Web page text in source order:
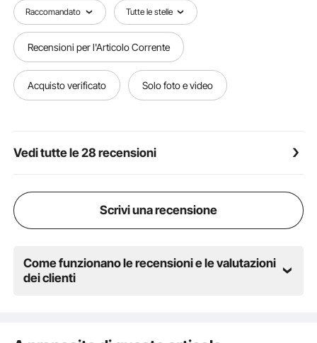
materiale plastico ABS di alta qualità e bordi lisci.
Ottima idea regalo: questo gatto robot intelligente è
un regalo fantastico per i bambini! È ipoallergenico,
stimola la creatività e la fantasia ed è perfetto per
ogni occasione, che si tratti di una vacanza o
semplicemente di una divertente sorpresa.
Raccomandato Tutte le stelle
Recensioni per l'Articolo Corrente
Acquisto verificato Solo foto e video
Vedi tutte le 28 recensioni
Scrivi una recensione
Come funzionano le recensioni e le valutazioni
dei clienti